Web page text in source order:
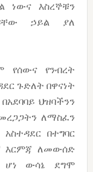
ነውና እስረኞቹን
ኃይል ያለ
የሰውና የንብረት
ጉድለት በዋናነት
ህዝባችንን
ለማስፈን
በተግባር
እርምጃ ለመውሰድ
ሆነ ውሳኔ ደግሞ